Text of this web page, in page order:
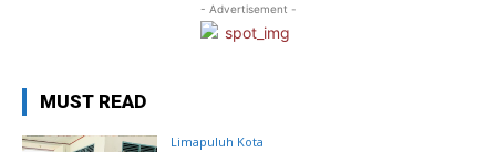
- Advertisement -
MUST READ
Limapuluh Kota